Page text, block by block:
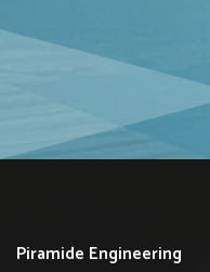
Piramide Engineering